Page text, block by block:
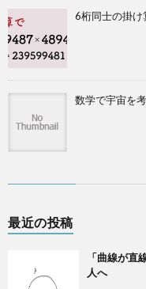
6桁同士の掛け
数学で宇宙を
最近の投稿
「曲線が直
人へ